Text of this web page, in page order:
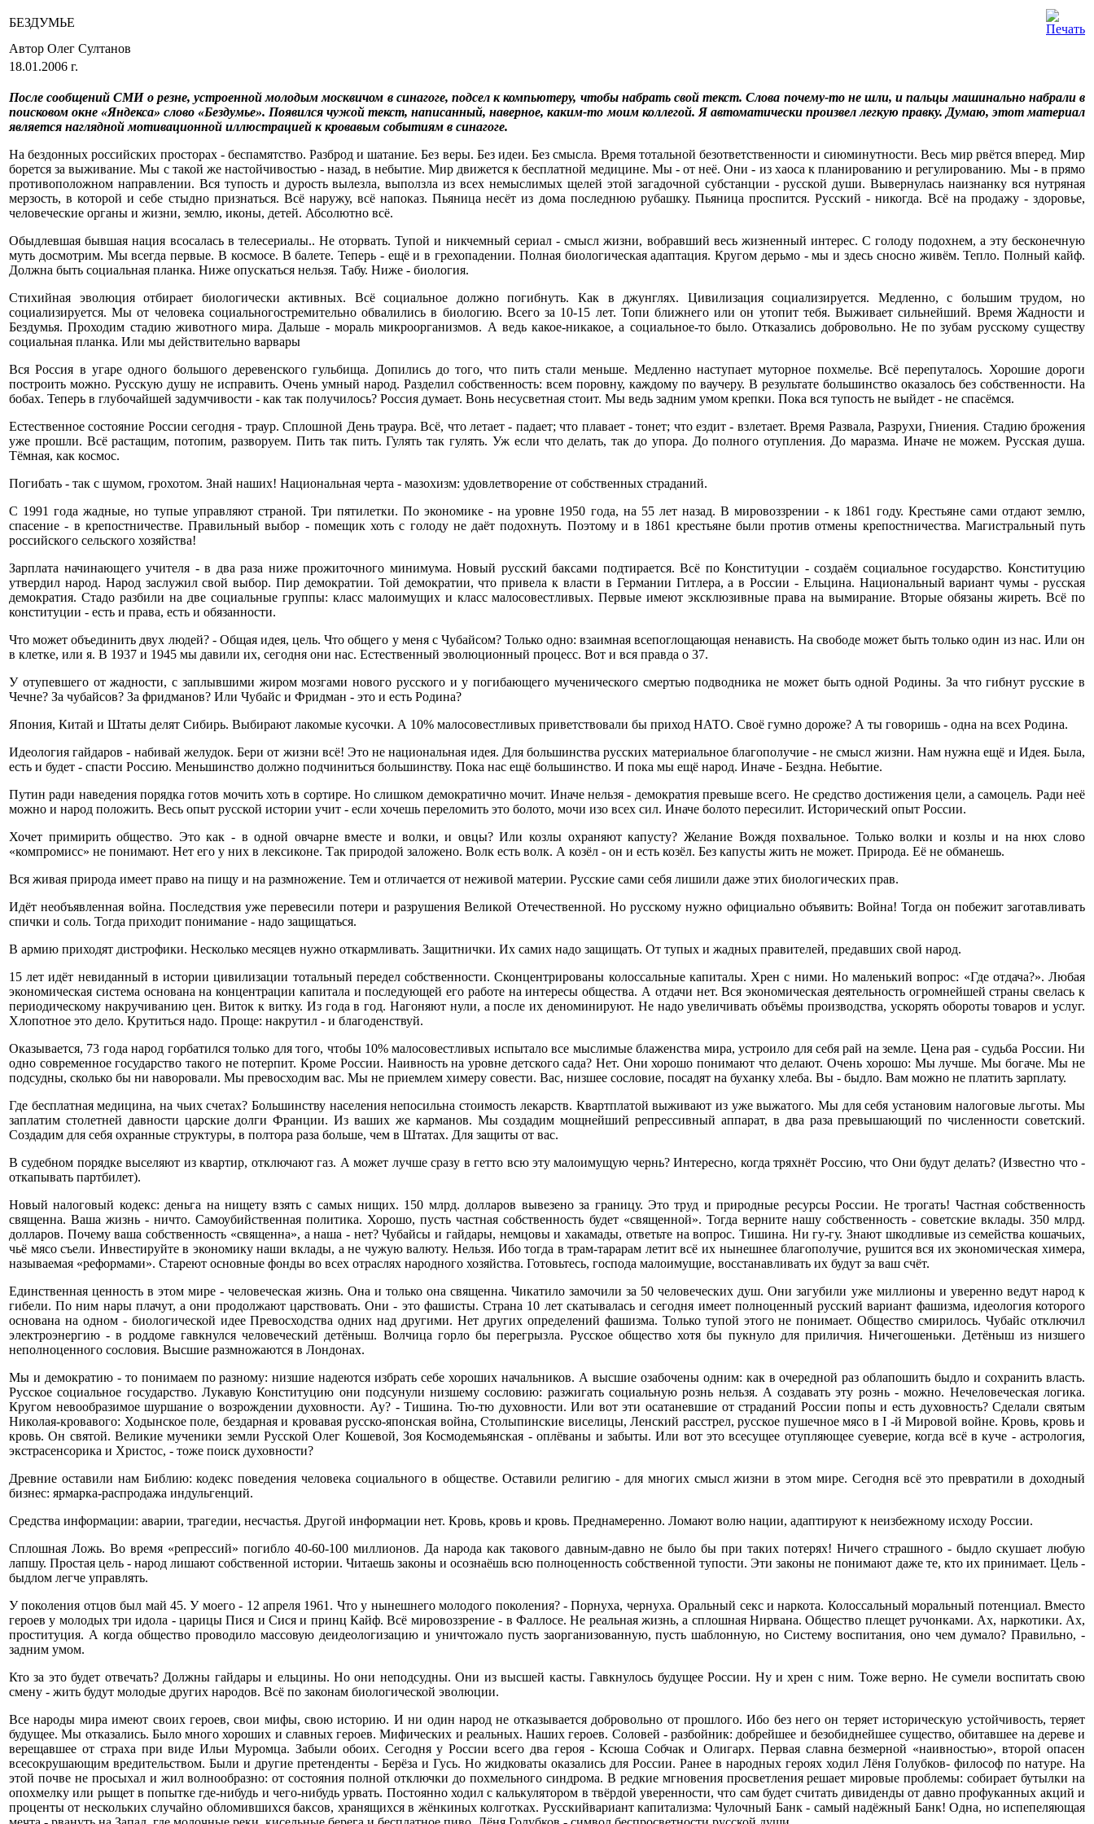
БЕЗДУМЬЕ
Автор Олег Султанов
18.01.2006 г.
После сообщений СМИ о резне, устроенной молодым москвичом в синагоге, подсел к компьютеру, чтобы набрать свой текст. Слова почему-то не шли, и пальцы машинально набрали в
поисковом окне «Яндекса» слово «Бездумье». Появился чужой текст, написанный, наверное, каким-то моим коллегой. Я автоматически произвел легкую правку. Думаю, этот материал
является наглядной мотивационной иллюстрацией к кровавым событиям в синагоге.
На бездонных российских просторах - беспамятство. Разброд и шатание. Без веры. Без идеи. Без смысла. Время тотальной безответственности и сиюминутности. Весь мир рвётся вперед. Мир
борется за выживание. Мы с такой же настойчивостью - назад, в небытие. Мир движется к бесплатной медицине. Мы - от неё. Они - из хаоса к планированию и регулированию. Мы - в прямо
противоположном направлении. Вся тупость и дурость вылезла, выползла из всех немыслимых щелей этой загадочной субстанции - русской души. Вывернулась наизнанку вся нутряная
мерзость, в которой и себе стыдно признаться. Всё наружу, всё напоказ. Пьяница несёт из дома последнюю рубашку. Пьяница проспится. Русский - никогда. Всё на продажу - здоровье,
человеческие органы и жизни, землю, иконы, детей. Абсолютно всё.
Обыдлевшая бывшая нация всосалась в телесериалы.. Не оторвать. Тупой и никчемный сериал - смысл жизни, вобравший весь жизненный интерес. С голоду подохнем, а эту бесконечную
муть досмотрим. Мы всегда первые. В космосе. В балете. Теперь - ещё и в грехопадении. Полная биологическая адаптация. Кругом дерьмо - мы и здесь сносно живём. Тепло. Полный кайф.
Должна быть социальная планка. Ниже опускаться нельзя. Табу. Ниже - биология.
Стихийная эволюция отбирает биологически активных. Всё социальное должно погибнуть. Как в джунглях. Цивилизация социализируется. Медленно, с большим трудом, но
социализируется. Мы от человека социальногостремительно обвалились в биологию. Всего за 10-15 лет. Топи ближнего или он утопит тебя. Выживает сильнейший. Время Жадности и
Бездумья. Проходим стадию животного мира. Дальше - мораль микроорганизмов. А ведь какое-никакое, а социальное-то было. Отказались добровольно. Не по зубам русскому существу
социальная планка. Или мы действительно варвары
Вся Россия в угаре одного большого деревенского гульбища. Допились до того, что пить стали меньше. Медленно наступает муторное похмелье. Всё перепуталось. Хорошие дороги
построить можно. Русскую душу не исправить. Очень умный народ. Разделил собственность: всем поровну, каждому по ваучеру. В результате большинство оказалось без собственности. На
бобах. Теперь в глубочайшей задумчивости - как так получилось? Россия думает. Вонь несусветная стоит. Мы ведь задним умом крепки. Пока вся тупость не выйдет - не спасёмся.
Естественное состояние России сегодня - траур. Сплошной День траура. Всё, что летает - падает; что плавает - тонет; что ездит - взлетает. Время Развала, Разрухи, Гниения. Стадию брожения
уже прошли. Всё растащим, потопим, разворуем. Пить так пить. Гулять так гулять. Уж если что делать, так до упора. До полного отупления. До маразма. Иначе не можем. Русская душа.
Тёмная, как космос.
Погибать - так с шумом, грохотом. Знай наших! Национальная черта - мазохизм: удовлетворение от собственных страданий.
С 1991 года жадные, но тупые управляют страной. Три пятилетки. По экономике - на уровне 1950 года, на 55 лет назад. В мировоззрении - к 1861 году. Крестьяне сами отдают землю,
спасение - в крепостничестве. Правильный выбор - помещик хоть с голоду не даёт подохнуть. Поэтому и в 1861 крестьяне были против отмены крепостничества. Магистральный путь
российского сельского хозяйства!
Зарплата начинающего учителя - в два раза ниже прожиточного минимума. Новый русский баксами подтирается. Всё по Конституции - создаём социальное государство. Конституцию
утвердил народ. Народ заслужил свой выбор. Пир демократии. Той демократии, что привела к власти в Германии Гитлера, а в России - Ельцина. Национальный вариант чумы - русская
демократия. Стадо разбили на две социальные группы: класс малоимущих и класс малосовестливых. Первые имеют эксклюзивные права на вымирание. Вторые обязаны жиреть. Всё по
конституции - есть и права, есть и обязанности.
Что может объединить двух людей? - Общая идея, цель. Что общего у меня с Чубайсом? Только одно: взаимная всепоглощающая ненависть. На свободе может быть только один из нас. Или он
в клетке, или я. В 1937 и 1945 мы давили их, сегодня они нас. Естественный эволюционный процесс. Вот и вся правда о 37.
У отупевшего от жадности, с заплывшими жиром мозгами нового русского и у погибающего мученического смертью подводника не может быть одной Родины. За что гибнут русские в
Чечне? За чубайсов? За фридманов? Или Чубайс и Фридман - это и есть Родина?
Япония, Китай и Штаты делят Сибирь. Выбирают лакомые кусочки. А 10% малосовестливых приветствовали бы приход НАТО. Своё гумно дороже? А ты говоришь - одна на всех Родина.
Идеология гайдаров - набивай желудок. Бери от жизни всё! Это не национальная идея. Для большинства русских материальное благополучие - не смысл жизни. Нам нужна ещё и Идея. Была,
есть и будет - спасти Россию. Меньшинство должно подчиниться большинству. Пока нас ещё большинство. И пока мы ещё народ. Иначе - Бездна. Небытие.
Путин ради наведения порядка готов мочить хоть в сортире. Но слишком демократично мочит. Иначе нельзя - демократия превыше всего. Не средство достижения цели, а самоцель. Ради неё
можно и народ положить. Весь опыт русской истории учит - если хочешь переломить это болото, мочи изо всех сил. Иначе болото пересилит. Исторический опыт России.
Хочет примирить общество. Это как - в одной овчарне вместе и волки, и овцы? Или козлы охраняют капусту? Желание Вождя похвальное. Только волки и козлы и на нюх слово
«компромисс» не понимают. Нет его у них в лексиконе. Так природой заложено. Волк есть волк. А козёл - он и есть козёл. Без капусты жить не может. Природа. Её не обманешь.
Вся живая природа имеет право на пищу и на размножение. Тем и отличается от неживой материи. Русские сами себя лишили даже этих биологических прав.
Идёт необъявленная война. Последствия уже перевесили потери и разрушения Великой Отечественной. Но русскому нужно официально объявить: Война! Тогда он побежит заготавливать
спички и соль. Тогда приходит понимание - надо защищаться.
В армию приходят дистрофики. Несколько месяцев нужно откармливать. Защитнички. Их самих надо защищать. От тупых и жадных правителей, предавших свой народ.
15 лет идёт невиданный в истории цивилизации тотальный передел собственности. Сконцентрированы колоссальные капиталы. Хрен с ними. Но маленький вопрос: «Где отдача?». Любая
экономическая система основана на концентрации капитала и последующей его работе на интересы общества. А отдачи нет. Вся экономическая деятельность огромнейшей страны свелась к
периодическому накручиванию цен. Виток к витку. Из года в год. Нагоняют нули, а после их деноминируют. Не надо увеличивать объёмы производства, ускорять обороты товаров и услуг.
Хлопотное это дело. Крутиться надо. Проще: накрутил - и благоденствуй.
Оказывается, 73 года народ горбатился только для того, чтобы 10% малосовестливых испытало все мыслимые блаженства мира, устроило для себя рай на земле. Цена рая - судьба России. Ни
одно современное государство такого не потерпит. Кроме России. Наивность на уровне детского сада? Нет. Они хорошо понимают что делают. Очень хорошо: Мы лучше. Мы богаче. Мы не
подсудны, сколько бы ни наворовали. Мы превосходим вас. Мы не приемлем химеру совести. Вас, низшее сословие, посадят на буханку хлеба. Вы - быдло. Вам можно не платить зарплату.
Где бесплатная медицина, на чьих счетах? Большинству населения непосильна стоимость лекарств. Квартплатой выживают из уже выжатого. Мы для себя установим налоговые льготы. Мы
заплатим столетней давности царские долги Франции. Из ваших же карманов. Мы создадим мощнейший репрессивный аппарат, в два раза превышающий по численности советский.
Создадим для себя охранные структуры, в полтора раза больше, чем в Штатах. Для защиты от вас.
В судебном порядке выселяют из квартир, отключают газ. А может лучше сразу в гетто всю эту малоимущую чернь? Интересно, когда тряхнёт Россию, что Они будут делать? (Известно что -
откапывать партбилет).
Новый налоговый кодекс: деньга на нищету взять с самых нищих. 150 млрд. долларов вывезено за границу. Это труд и природные ресурсы России. Не трогать! Частная собственность
священна. Ваша жизнь - ничто. Самоубийственная политика. Хорошо, пусть частная собственность будет «священной». Тогда верните нашу собственность - советские вклады. 350 млрд.
долларов. Почему ваша собственность «священна», а наша - нет? Чубайсы и гайдары, немцовы и хакамады, ответьте на вопрос. Тишина. Ни гу-гу. Знают шкодливые из семейства кошачьих,
чьё мясо съели. Инвестируйте в экономику наши вклады, а не чужую валюту. Нельзя. Ибо тогда в трам-тарарам летит всё их нынешнее благополучие, рушится вся их экономическая химера,
называемая «реформами». Стареют основные фонды во всех отраслях народного хозяйства. Готовьтесь, господа малоимущие, восстанавливать их будут за ваш счёт.
Единственная ценность в этом мире - человеческая жизнь. Она и только она священна. Чикатило замочили за 50 человеческих душ. Они загубили уже миллионы и уверенно ведут народ к
гибели. По ним нары плачут, а они продолжают царствовать. Они - это фашисты. Страна 10 лет скатывалась и сегодня имеет полноценный русский вариант фашизма, идеология которого
основана на одном - биологической идее Превосходства одних над другими. Нет других определений фашизма. Только тупой этого не понимает. Общество смирилось. Чубайс отключил
электроэнергию - в роддоме гавкнулся человеческий детёныш. Волчица горло бы перегрызла. Русское общество хотя бы пукнуло для приличия. Ничегошеньки. Детёныш из низшего
неполноценного сословия. Высшие размножаются в Лондонах.
Мы и демократию - то понимаем по разному: низшие надеются избрать себе хороших начальников. А высшие озабочены одним: как в очередной раз облапошить быдло и сохранить власть.
Русское социальное государство. Лукавую Конституцию они подсунули низшему сословию: разжигать социальную рознь нельзя. А создавать эту рознь - можно. Нечеловеческая логика.
Кругом невообразимое шуршание о возрождении духовности. Ау? - Тишина. Тю-тю духовности. Или вот эти осатаневшие от страданий России попы и есть духовность? Сделали святым
Николая-кровавого: Ходынское поле, бездарная и кровавая русско-японская война, Столыпинские виселицы, Ленский расстрел, русское пушечное мясо в I -й Мировой войне. Кровь, кровь и
кровь. Он святой. Великие мученики земли Русской Олег Кошевой, Зоя Космодемьянская - оплёваны и забыты. Или вот это всесущее отупляющее суеверие, когда всё в куче - астрология,
экстрасенсорика и Христос, - тоже поиск духовности?
Древние оставили нам Библию: кодекс поведения человека социального в обществе. Оставили религию - для многих смысл жизни в этом мире. Сегодня всё это превратили в доходный
бизнес: ярмарка-распродажа индульгенций.
Средства информации: аварии, трагедии, несчастья. Другой информации нет. Кровь, кровь и кровь. Преднамеренно. Ломают волю нации, адаптируют к неизбежному исходу России.
Сплошная Ложь. Во время «репрессий» погибло 40-60-100 миллионов. Да народа как такового давным-давно не было бы при таких потерях! Ничего страшного - быдло скушает любую
лапшу. Простая цель - народ лишают собственной истории. Читаешь законы и осознаёшь всю полноценность собственной тупости. Эти законы не понимают даже те, кто их принимает. Цель -
быдлом легче управлять.
У поколения отцов был май 45. У моего - 12 апреля 1961. Что у нынешнего молодого поколения? - Порнуха, чернуха. Оральный секс и наркота. Колоссальный моральный потенциал. Вместо
героев у молодых три идола - царицы Пися и Сися и принц Кайф. Всё мировоззрение - в Фаллосе. Не реальная жизнь, а сплошная Нирвана. Общество плещет ручонками. Ах, наркотики. Ах,
проституция. А когда общество проводило массовую деидеологизацию и уничтожало пусть заорганизованную, пусть шаблонную, но Систему воспитания, оно чем думало? Правильно, -
задним умом.
Кто за это будет отвечать? Должны гайдары и ельцины. Но они неподсудны. Они из высшей касты. Гавкнулось будущее России. Ну и хрен с ним. Тоже верно. Не сумели воспитать свою
смену - жить будут молодые других народов. Всё по законам биологической эволюции.
Все народы мира имеют своих героев, свои мифы, свою историю. И ни один народ не отказывается добровольно от прошлого. Ибо без него он теряет историческую устойчивость, теряет
будущее. Мы отказались. Было много хороших и славных героев. Мифических и реальных. Наших героев. Соловей - разбойник: добрейшее и безобиднейшее существо, обитавшее на дереве и
верещавшее от страха при виде Ильи Муромца. Забыли обоих. Сегодня у России всего два героя - Ксюша Собчак и Олигарх. Первая славна безмерной «наивностью», второй опасен
всесокрушающим вредительством. Были и другие претенденты - Берёза и Гусь. Но жидковаты оказались для России. Ранее в народных героях ходил Лёня Голубков- философ по натуре. На
этой почве не просыхал и жил волнообразно: от состояния полной отключки до похмельного синдрома. В редкие мгновения просветления решает мировые проблемы: собирает бутылки на
опохмелку или рыщет в попытке где-нибудь и чего-нибудь урвать. Постоянно ходил с калькулятором в твёрдой уверенности, что сам будет считать дивиденды от давно профуканных акций и
проценты от нескольких случайно обломившихся баксов, хранящихся в жёнкиных колготках. Русскийвариант капитализма: Чулочный Банк - самый надёжный Банк! Одна, но испепеляющая